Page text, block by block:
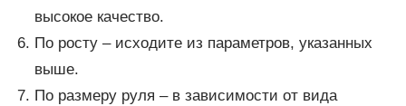
высокое качество.
По росту – исходите из параметров, указанных
выше.
По размеру руля – в зависимости от вида